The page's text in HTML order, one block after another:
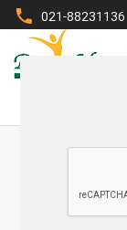
021-88231136